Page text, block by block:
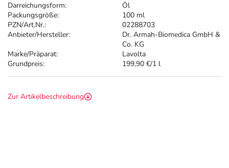
Darreichungsform:
Öl
Packungsgröße:
100 ml
PZN/Art.Nr.:
02288703
Anbieter/Hersteller:
Dr. Armah-Biomedica GmbH &
Co. KG
Marke/Präparat:
Lavolta
Grundpreis:
199,90 €/1 l
Zur Artikelbeschreibung